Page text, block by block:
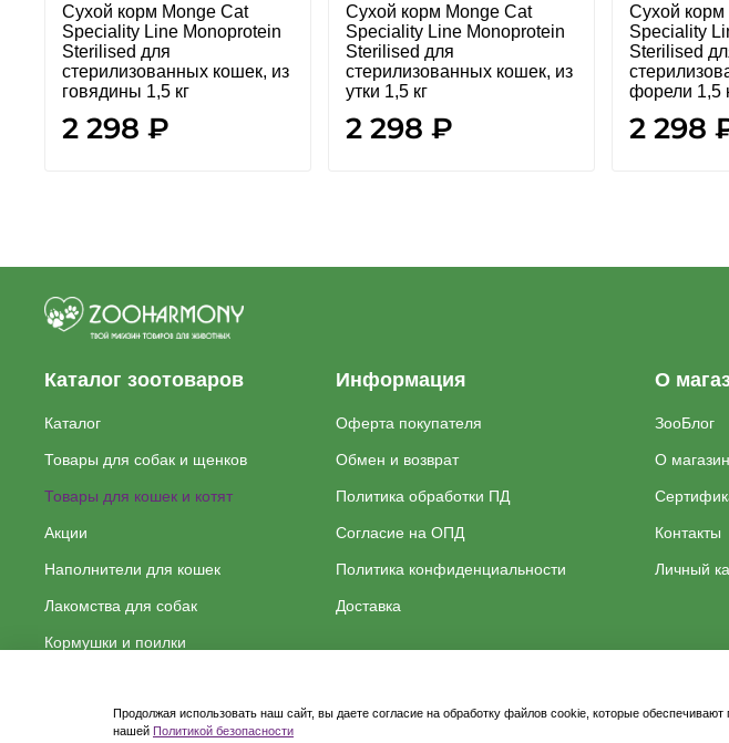
Сухой корм Monge Cat
Speciality Line Monoprotein
Sterilised для
стерилизованных кошек, из
говядины 1,5 кг
2 298 ₽
Сухой корм Monge Cat
Speciality Line Monoprotein
Sterilised для
стерилизованных кошек, из
утки 1,5 кг
2 298 ₽
Сухой корм
Speciality
Sterilised
форели 1,5
2 298
Каталог зоотоваров
Каталог
Товары для собак и щенков
Товары для кошек и котят
Акции
Наполнители для кошек
Лакомства для собак
Кормушки и поилки
Информация
Оферта покупателя
Обмен и возврат
Политика обработки ПД
Согласие на ОПД
Политика конфиденциальности
Доставка
О
ЗооБлог
О
Контакты
Личный
Cделано в anna-palna.ru. Все права защищены
Продолжая использовать наш сайт, вы даете согласие на обработку файлов cookie, которые
нашей Политикой безопасности